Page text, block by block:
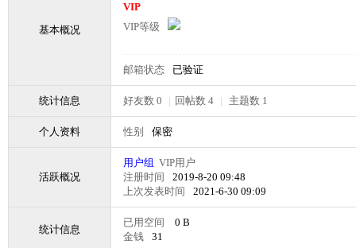
基本概况
VIP
VIP等级
邮箱状态 已验证
统计信息 好友数 0 | 回帖数 4 | 主题数 1
个人资料 性别 保密
活跃概况
用户组 VIP用户
注册时间
2019-8-20 09:48
上次发表时间
2021-6-30 09:09
统计信息
已用空间
0 B
金钱
31